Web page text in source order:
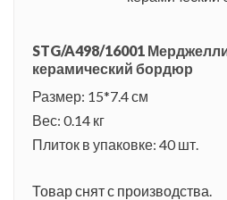
STG/A498/16001
керамический бордюр
Размер: 15*7.4 см
Вес: 0.14 кг
Плиток в упаковке: 40 шт.
Товар снят с производства.